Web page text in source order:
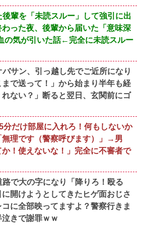
輩を「未読スルー」して強引に出
った夜、後輩から届いた「意味深
の気が引いた話←完全に未読スルー
サン、引っ越し先でご近所になり
で送って！」から始まり半年も経
ない？」断ると翌日、玄関前にゴ
分だけ部屋に入れろ！何もしないか
理です（警察呼びます）」→男
か！使えないな！」完全に不審者で
で大の字になり「降りろ！殴る
開けようとしてきたヒゲ面おじさ
に全部映ってますよ？警察行きま
きで謝罪ｗｗ